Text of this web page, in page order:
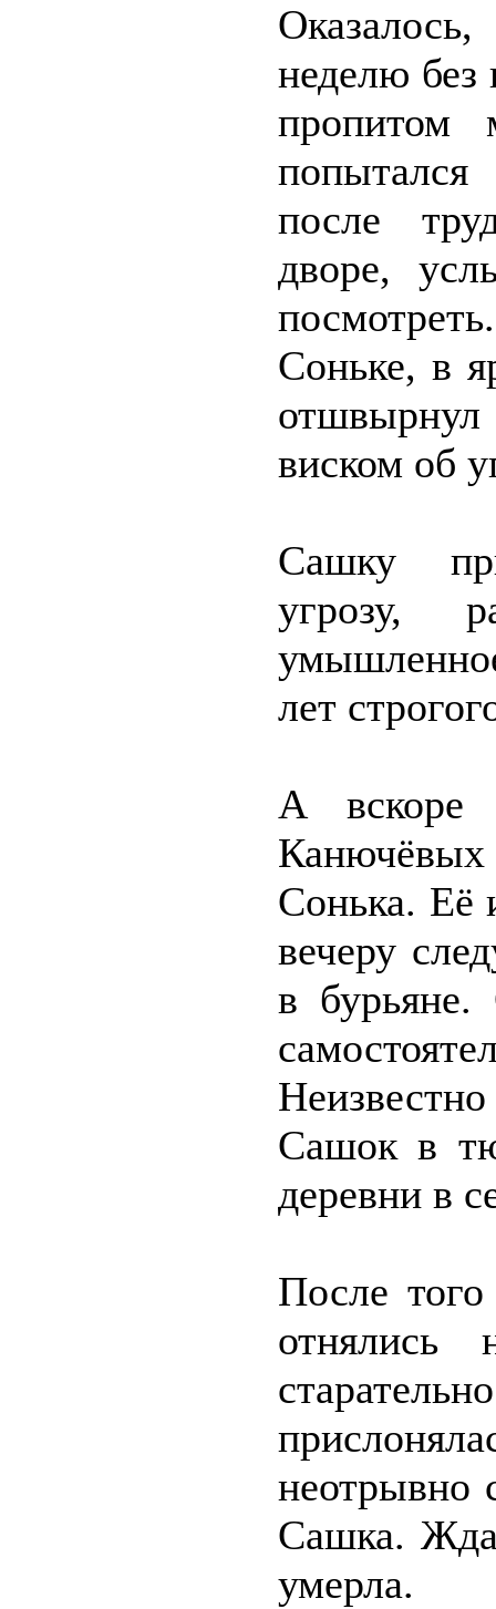
неделю без
пропитом
после
дворе,
Соньке, в
отшвырнул
виском об
Сашку
угрозу,
лет
А вскоре
Канючёвых
Сонька. Её
вечеру
в бурьяне.
Сашок в
деревни в
После
неотрывно
Сашка.
умерла.